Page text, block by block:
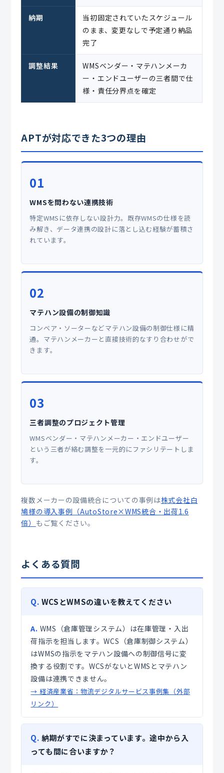
納期
当初固定されていたスケジュール
のまま、変更なしで予定通り納品
完了
調整結果
WMSベンダー・マテハンメーカ
ー・エンドユーザーの三者間で仕
様・責任分界点を確定
APTが対応できた3つの理由
01
WMSを問わない連携技術
特定WMSに依存しない設計力。既存WMSの仕様を読
み解き、データ連携の設計に落とし込む経験が蓄積さ
れています。
02
マテハン設備の制御知識
コンベア・ソーターなどマテハン設備の制御仕様に精
通。マテハンメーカーと直接技術的なすり合わせがで
きます。
03
三者調整のプロジェクト管理
WMSベンダー・マテハンメーカー・エンドユーザー
という三者が絡む調整を一元的にファシリテートしま
す。
複数メーカーの設備統合についての事例は株式会社白
鳩様の導入事例（AutoStore×WMS統合・出荷1.6
倍） もご覧ください。
よくある質問
Q. WCSとWMSの違いを教えてください
A. WMS（倉庫管理システム）は在庫管理・入出
荷指示を担当します。WCS（倉庫制御システム）
はWMSの指示をマテハン設備への制御信号に変
換する役割です。WCSがないとWMSとマテハン
設備は連携できません。
→ 経済産業省：物流デジタルサービス事例集（外部
リンク）
Q. 納期がすでに決まっています。途中から入
っても間に合いますか？